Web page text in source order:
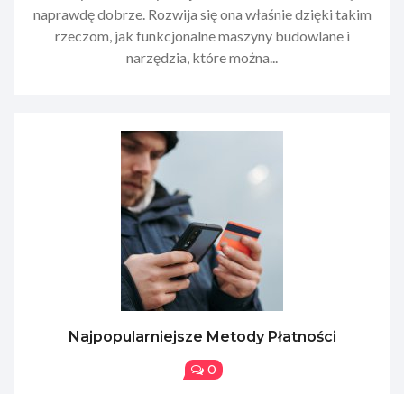
naprawdę dobrze. Rozwija się ona właśnie dzięki takim
rzeczom, jak funkcjonalne maszyny budowlane i
narzędzia, które można...
Najpopularniejsze Metody Płatności
0